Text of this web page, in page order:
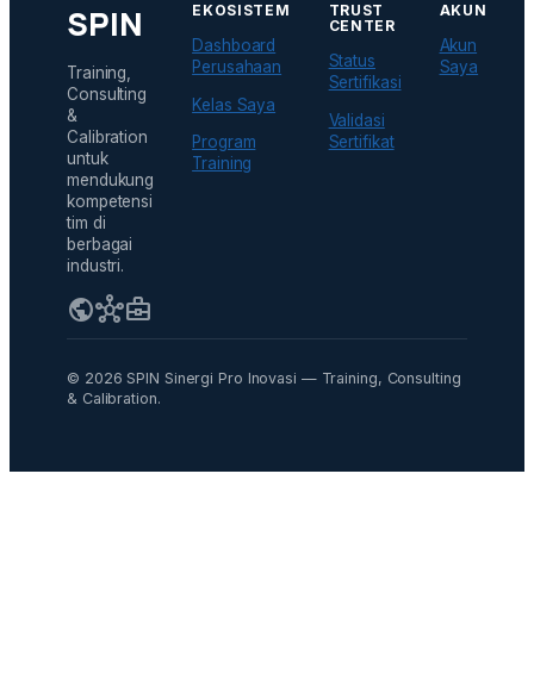
SPIN
Training,
Consulting
&
Calibration
untuk
mendukung
kompetensi
tim di
berbagai
industri.
publichubbusiness_center
EKOSISTEM
Dashboard
Perusahaan
Kelas Saya
Program
Training
TRUST
CENTER
Status
Sertifikasi
Validasi
Sertifikat
AKUN
Akun
Saya
© 2026 SPIN Sinergi Pro Inovasi — Training, Consulting
& Calibration.